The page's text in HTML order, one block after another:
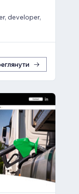
developer,